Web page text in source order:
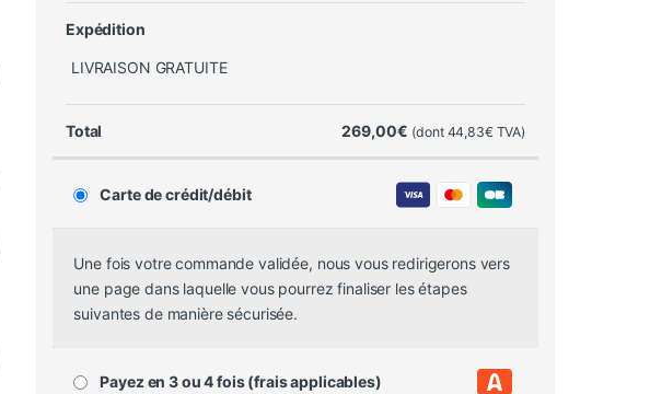
Expédition
LIVRAISON GRATUITE
Total 269,00€ (dont 44,83€TVA)
Carte de crédit/débit
Une fois votre commande validée, nous vous redirigerons vers
une page dans laquelle vous pourrez finaliser les étapes
suivantes de manière sécurisée.
Payez en 3 ou 4 fois (frais applicables)